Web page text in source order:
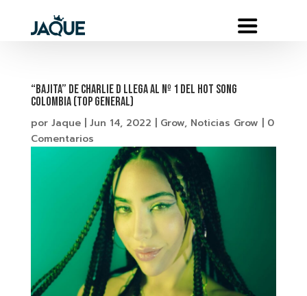
“BAJITA” DE CHARLIE D LLEGA AL Nº 1 DEL HOT SONG
COLOMBIA (TOP GENERAL)
por Jaque| Jun 14, 2022 Grow, Noticias Grow
0
Comentarios